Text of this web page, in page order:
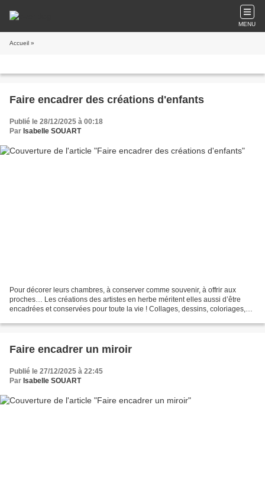
MENU
Accueil »
Faire encadrer des créations d'enfants
Publié le 28/12/2025 à 00:18
Par Isabelle SOUART
Pour décorer leurs chambres, à conserver comme souvenir, à offrir aux
proches… Les créations des artistes en herbe méritent elles aussi d’être
encadrées et conservées pour toute la vie ! Collages, dessins, coloriages,
Faire encadrer un miroir
Publié le 27/12/2025 à 22:45
Par Isabelle SOUART